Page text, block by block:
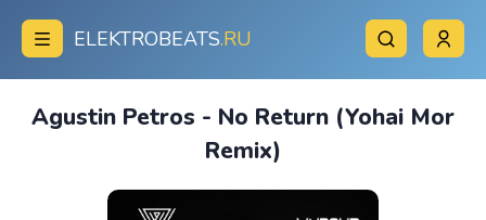
ELEKTROBEATS.RU
Agustin Petros - No Return (Yohai Mor
Remix)